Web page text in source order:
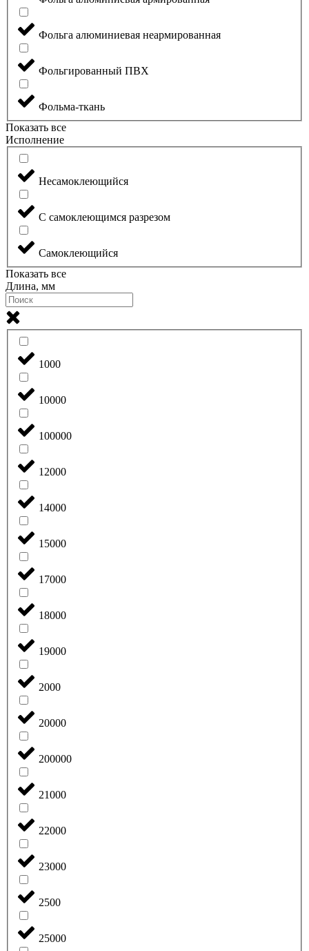
Фольга алюминиевая неармированная
Фольгированный ПВХ
Фольма-ткань
Показать все
Исполнение
Несамоклеющийся
С самоклеющимся разрезом
Самоклеющийся
Показать все
Длина, мм
1000
10000
100000
12000
14000
15000
17000
18000
19000
2000
20000
200000
21000
22000
23000
2500
25000